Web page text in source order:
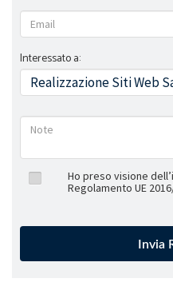
Interessato a:
Ho preso visione
Regolamento UE